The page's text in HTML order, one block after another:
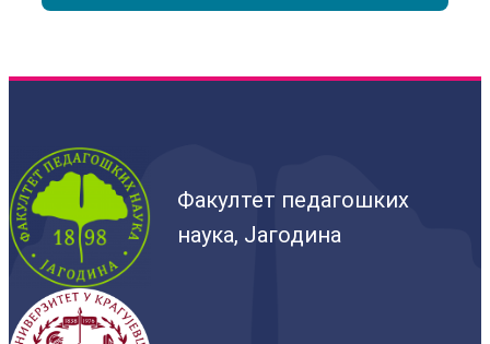
Факултет педагошких
наука, Јагодина